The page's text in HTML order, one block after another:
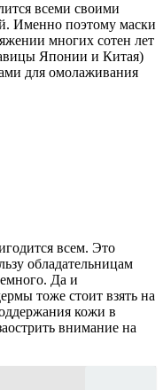
всеми своими
Именно поэтому маски
многих сотен лет
Японии и Китая)
для омолаживания
всем. Это
обладательницам
Да и
тоже стоит взять на
кожи в
внимание на